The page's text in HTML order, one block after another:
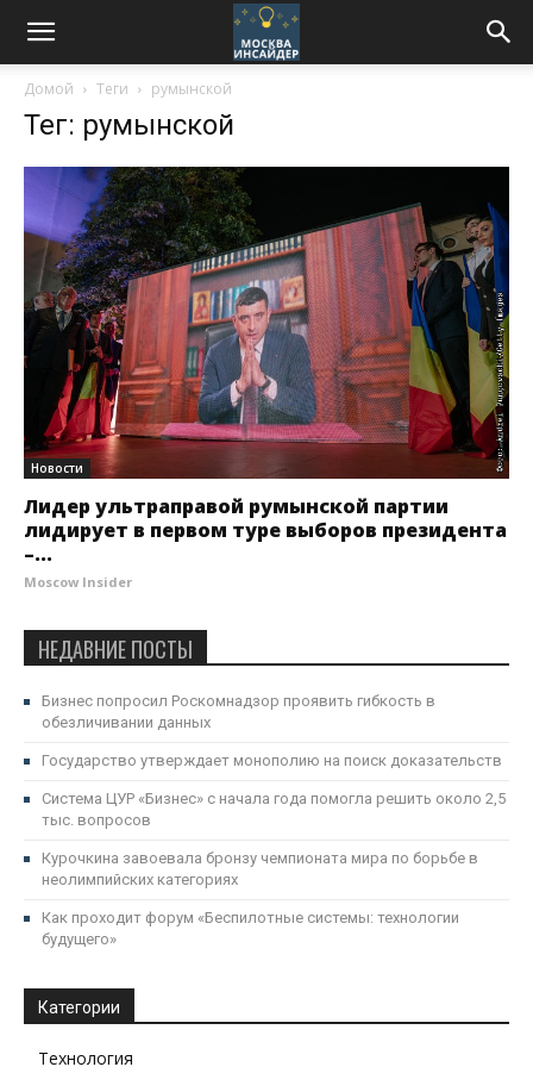
Домой Теги румынской
Тег: румынской
Новости
Лидер ультраправой румынской партии
лидирует в первом туре выборов президента
–...
Moscow Insider
НЕДАВНИЕ ПОСТЫ
Бизнес попросил Роскомнадзор проявить гибкость в
обезличивании данных
Государство утверждает монополию на поиск доказательств
Система ЦУР «Бизнес» с начала года помогла решить около 2,5
тыс. вопросов
Курочкина завоевала бронзу чемпионата мира по борьбе в
неолимпийских категориях
Как проходит форум «Беспилотные системы: технологии
будущего»
Категории
Технология